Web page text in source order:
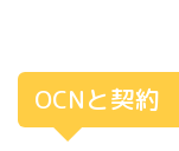
OCNと契約